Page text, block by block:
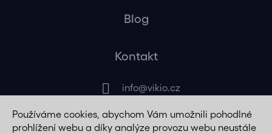
Používáme cookies, abychom Vám umožnili pohodlné
prohlížení webu a díky analýze provozu webu neustále
Blog
Kontakt
info@vikio.cz
+420 725 320 508